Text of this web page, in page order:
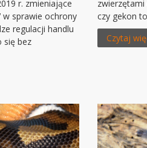
r. zmieniające
w sprawie ochrony
regulacji handlu
się bez
zwierzętami
czy gekon
Czytaj